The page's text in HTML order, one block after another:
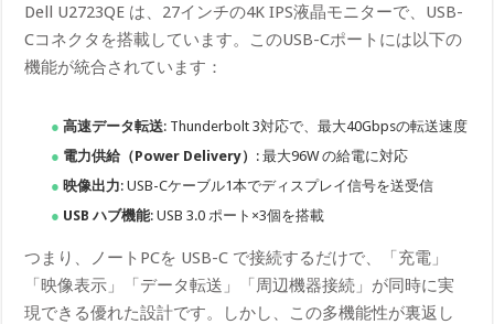
Dell U2723QE は、27インチの4K IPS液晶モニターで、USB-
Cコネクタを搭載しています。このUSB-Cポートには以下の
機能が統合されています：
高速データ転送: Thunderbolt 3対応で、最大40Gbpsの転送速度
電力供給（Power Delivery） : 最大96W の給電に対応
映像出力: USB-Cケーブル1本でディスプレイ信号を送受信
USB ハブ機能: USB 3.0 ポート×3個を搭載
つまり、ノートPCを USB-C で接続するだけで、「充電」
「映像表示」「データ転送」「周辺機器接続」が同時に実
現できる優れた設計です。しかし、この多機能性が裏返し